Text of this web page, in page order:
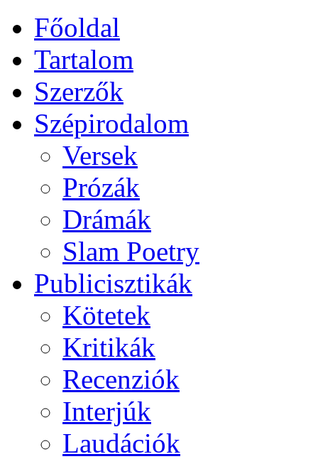
Főoldal
Tartalom
Szerzők
Szépirodalom
Versek
Prózák
Drámák
Slam Poetry
Publicisztikák
Kötetek
Kritikák
Recenziók
Interjúk
Laudációk